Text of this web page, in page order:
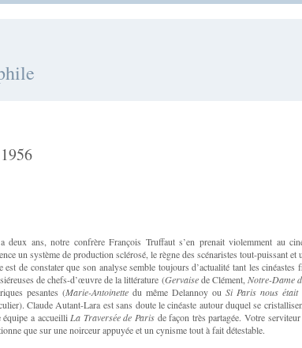
deux ans, notre confrère François Truffaut s’en prenait violemment au
un système de production sclérosé, le règne des scénaristes tout-puissant et
est de constater que son analyse semble toujours d’actualité tant les cinéastes
de chefs-d’œuvre de la littérature (Gervaisede Clément,Notre-Dame
pesantes (Marie-Antoinettedu même Delannoy ouSi Paris nous était
Claude Autant-Lara est sans doute le cinéaste autour duquel se
équipe a accueilli La Traversée de Paris de façon très partagée. Votre
que sur une noirceur appuyée et un cynisme tout à fait détestable.